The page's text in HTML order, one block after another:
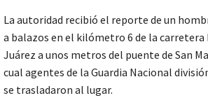
La autoridad recibió el reporte de un
a balazos en el kilómetro 6 de la
Juárez a unos metros del puente de San
cual agentes de la Guardia Nacional
se trasladaron al lugar.